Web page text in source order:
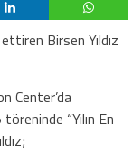
Birsen Yıldız
Center’da
“Yılın En